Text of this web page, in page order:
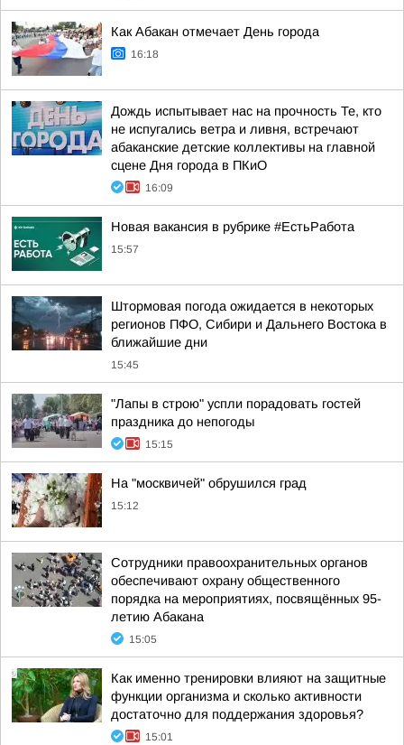
Как Абакан отмечает День города
16:18
Дождь испытывает нас на прочность Те, кто
не испугались ветра и ливня, встречают
абаканские детские коллективы на главной
сцене Дня города в ПКиО
16:09
Новая вакансия в рубрике #ЕстьРабота
15:57
Штормовая погода ожидается в некоторых
регионов ПФО, Сибири и Дальнего Востока в
ближайшие дни
15:45
"Лапы в строю" успли порадовать гостей
праздника до непогоды
15:15
На "москвичей" обрушился град
15:12
Сотрудники правоохранительных органов
обеспечивают охрану общественного
порядка на мероприятиях, посвящённых 95-
летию Абакана
15:05
Как именно тренировки влияют на защитные
функции организма и сколько активности
достаточно для поддержания здоровья?
15:01